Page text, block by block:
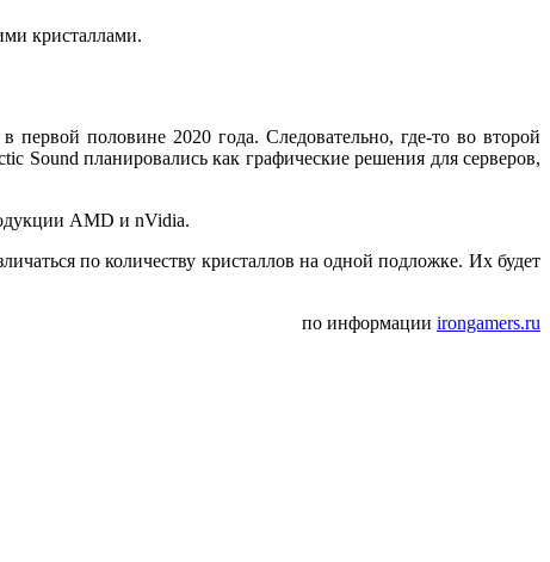
кристаллами.
половине 2020 года. Следовательно, где-то во второй
Sound планировались как графические решения для серверов,
AMD и nVidia.
по количеству кристаллов на одной подложке. Их будет
по информации irongamers.ru